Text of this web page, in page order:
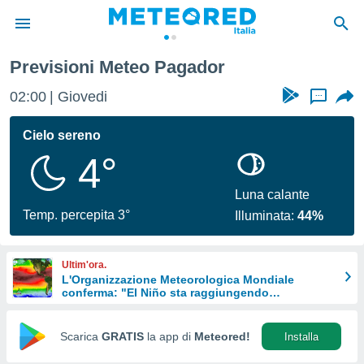
di
per
le
di
Web
Previsioni Meteo Pagador
02:01 Giovedi ...
Cielo sereno
4°
Temp. percepita 3°
Luna calante
Illuminata:44%
Ultim'ora.
L'Organizzazione Meteorologica Mondiale
conferma: "El Niño sta raggiungendo
Scarica GRATIS la app di Meteored! Installa